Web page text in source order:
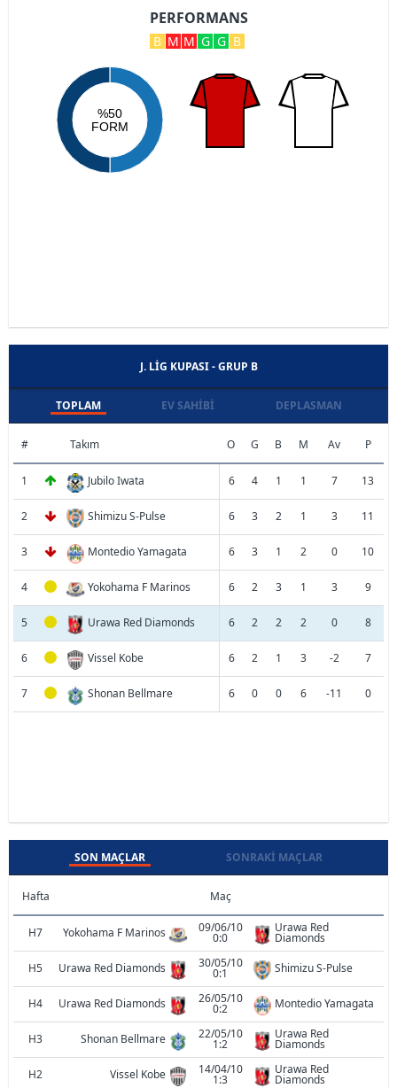
PERFORMANS
B M M G G B
%50
FORM
J. LIG KUPASI - GRUP B
TOPLAM EV SAHIBI DEPLASMAN
# Takım O G B M Av P
1 Jubilo Iwata 6 4 1 1 7 13
2 Shimizu S-Pulse 6 3 2 1 3 11
3 Montedio Yamagata 6 3 1 2 0 10
4 Yokohama F Marinos 6 2 3 1 3 9
5 Urawa Red Diamonds 6 2 2 2 0 8
6 Vissel Kobe 6 2 1 3 -2 7
7 Shonan Bellmare 6 0 0 6 -11 0
SON MAÇLAR SONRAKI MAÇLAR
Hafta Maç
H7 Yokohama F Marinos 09/06/10
0:0
Urawa Red
Diamonds
H5
Urawa Red Diamonds 30/05/10
0:1 Shimizu S-Pulse
H4 Urawa Red Diamonds 26/05/10
0:2 Montedio Yamagata
H3 Shonan Bellmare 22/05/10
1:2
Urawa Red
Diamonds
H2
Vissel Kobe 14/04/10
1:3
Urawa Red
Diamonds